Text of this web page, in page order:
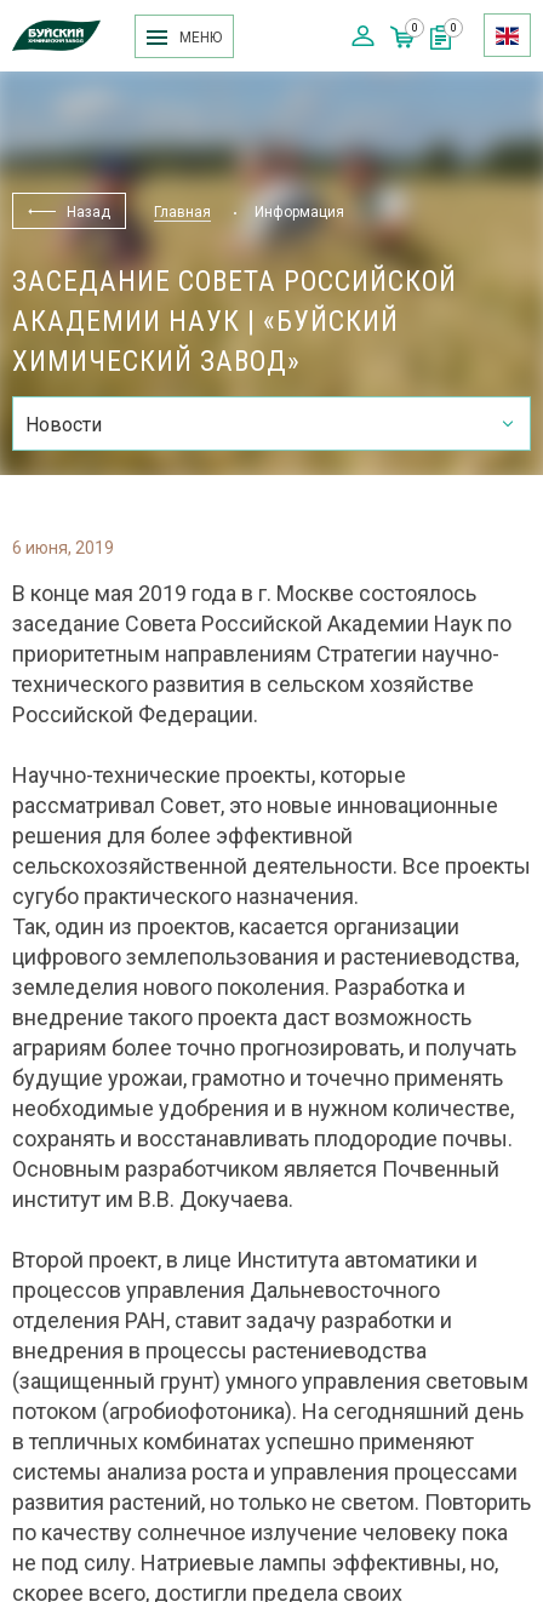
МЕНЮ
0 0
Назад Главная Информация
ЗАСЕДАНИЕ СОВЕТА РОССИЙСКОЙ
АКАДЕМИИ НАУК | «БУЙСКИЙ
ХИМИЧЕСКИЙ ЗАВОД»
Новости
6 июня, 2019
В конце мая 2019 года в г. Москве состоялось
заседание Совета Российской Академии Наук по
приоритетным направлениям Стратегии научно-
технического развития в сельском хозяйстве
Российской Федерации.
Научно-технические проекты, которые
рассматривал Совет, это новые инновационные
решения для более эффективной
сельскохозяйственной деятельности. Все проекты
сугубо практического назначения.
Так, один из проектов, касается организации
цифрового землепользования и растениеводства,
земледелия нового поколения. Разработка и
внедрение такого проекта даст возможность
аграриям более точно прогнозировать, и получать
будущие урожаи, грамотно и точечно применять
необходимые удобрения и в нужном количестве,
сохранять и восстанавливать плодородие почвы.
Основным разработчиком является Почвенный
институт им В.В. Докучаева.
Второй проект, в лице Института автоматики и
процессов управления Дальневосточного
отделения РАН, ставит задачу разработки и
внедрения в процессы растениеводства
(защищенный грунт) умного управления световым
потоком (агробиофотоника). На сегодняшний день
в тепличных комбинатах успешно применяют
системы анализа роста и управления процессами
развития растений, но только не светом. Повторить
по качеству солнечное излучение человеку пока
не под силу. Натриевые лампы эффективны, но,
скорее всего, достигли предела своих